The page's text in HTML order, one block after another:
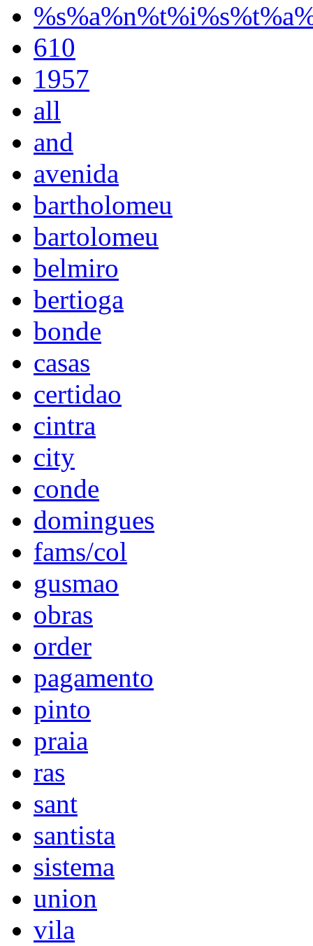
610
1957
all
and
avenida
bartholomeu
bartolomeu
belmiro
bertioga
bonde
casas
certidao
cintra
city
conde
domingues
fams/col
gusmao
obras
order
pagamento
pinto
praia
ras
sant
santista
sistema
union
vila